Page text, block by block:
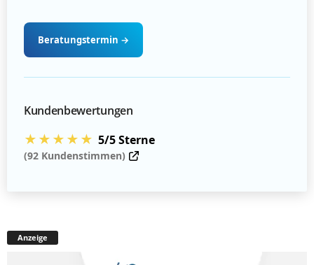
Beratungstermin →
Kundenbewertungen
★★★★★ 5/5 Sterne
(92 Kundenstimmen)
Anzeige